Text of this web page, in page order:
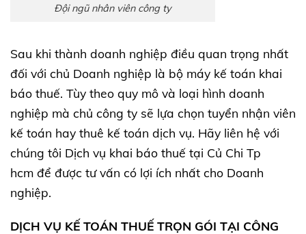
Đội ngũ nhân viên công ty
Sau khi thành doanh nghiệp điều quan trọng nhất
đối với chủ Doanh nghiệp là bộ máy kế toán khai
báo thuế. Tùy theo quy mô và loại hình doanh
nghiệp mà chủ công ty sẽ lựa chọn tuyển nhận viên
kế toán hay thuê kế toán dịch vụ. Hãy liên hệ với
chúng tôi Dịch vụ khai báo thuế tại Củ Chi Tp
hcm để được tư vấn có lợi ích nhất cho Doanh
nghiệp.
DỊCH VỤ KẾ TOÁN THUẾ TRỌN GÓI TẠI CÔNG